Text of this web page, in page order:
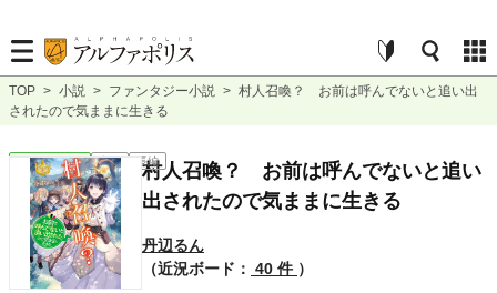
TOP > 小説 > ファンタジー小説 > 村人召喚？ お前は呼んでないと追い出
されたので気ままに生きる
ファンタジー 完結 長編
村人召喚？ お前は呼んでないと追い
出されたので気ままに生きる
丹辺るん
（近況ボード： 40 件 ）